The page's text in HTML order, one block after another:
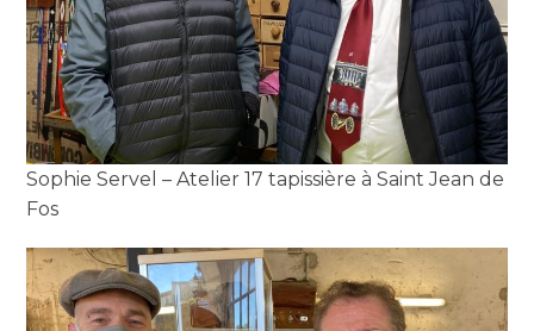
Sophie Servel – Atelier 17 tapissière à Saint Jean de
Fos